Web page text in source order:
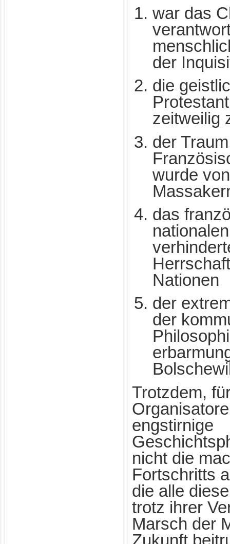
war das
der
die
zeitweilig
der
wurde
das
Nationen
der
der
Trotzdem,
engstirnige
nicht die
Fortschritts
die alle
trotz ihrer
Marsch der
Zukunft